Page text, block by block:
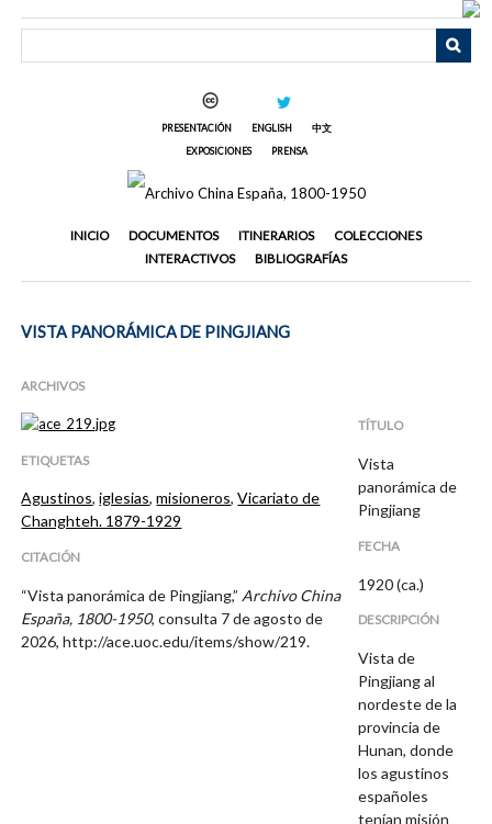
PRESENTACIÓN ENGLISH
中文
EXPOSICIONES
PRENSA
INICIO DOCUMENTOS ITINERARIOS
COLECCIONES
INTERACTIVOS
BIBLIOGRAFÍAS
VISTA PANORÁMICA DE PINGJIANG
ARCHIVOS
ETIQUETAS
Agustinos,iglesias,misioneros,Vicariato de
Changhteh. 1879-1929
CITACIÓN
“Vista panorámica de Pingjiang,” Archivo China
España, 1800-1950, consulta 7 de agosto de
2026,http://ace.uoc.edu/items/show/219.
TÍTULO
Vista
panorámica de
Pingjiang
FECHA
1920 (ca.)
DESCRIPCIÓN
Vista de
Pingjiang al
nordeste de la
provincia de
Hunan, donde
los agustinos
españoles
tenían misión